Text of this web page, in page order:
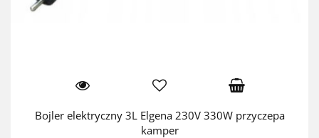
Bojler elektryczny 3L Elgena 230V 330W przyczepa
kamper